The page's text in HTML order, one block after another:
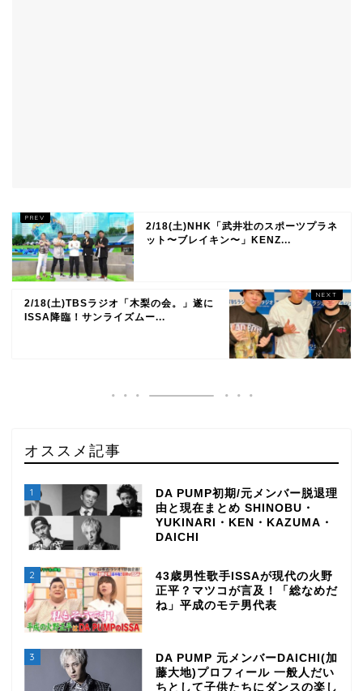
2/18(土)NHK「武井壮のスポーツプラネ
ット〜ブレイキン〜」KENZ...
2/18(土)TBSラジオ「木梨の会。」遂に
ISSA降臨！サンライズムー...
オススメ記事
1
DA PUMP初期/元メンバー脱退理
由と現在まとめ SHINOBU・
YUKINARI・KEN・KAZUMA・
DAICHI
2
43歳男性歌手ISSAが現代の火野
正平？マツコが言及！「総なめだ
ね」平成のモテ男代表
3
DA PUMP 元メンバーDAICHI(加
藤大地)プロフィール 一般人だい
ちとして子供たちにダンスの楽し